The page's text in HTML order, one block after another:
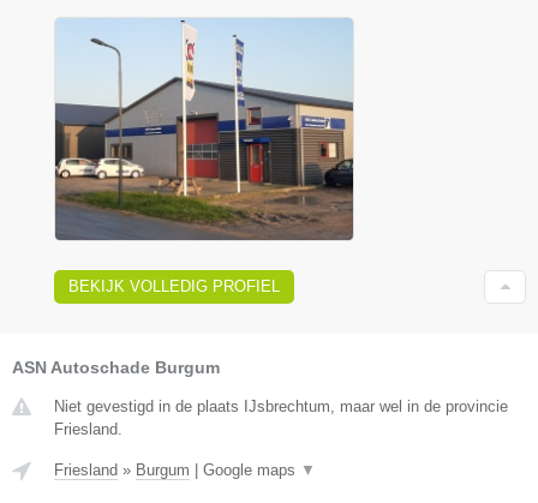
BEKIJK VOLLEDIG PROFIEL
ASN Autoschade Burgum
Niet gevestigd in de plaats IJsbrechtum, maar wel in de provincie
Friesland.
Friesland » Burgum Google maps ▼